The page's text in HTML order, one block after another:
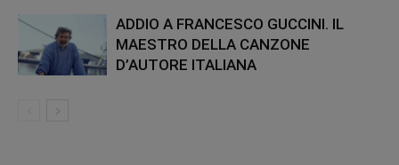
ADDIO A FRANCESCO GUCCINI. IL
MAESTRO DELLA CANZONE
D’AUTORE ITALIANA